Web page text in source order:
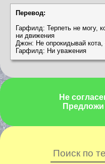
Перевод:
Гарфилд: Терпеть не могу,
ни движения
Джон: Не опрокидывай кота,
Гарфилд: Ни уважения
Не
Предложи